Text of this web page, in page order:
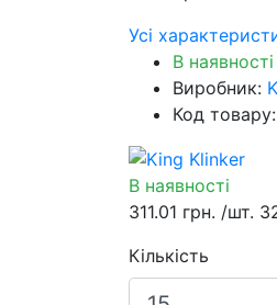
Усі
В наявності
Виробник:
Код
В наявності
311.01 грн. /шт.
Кількість